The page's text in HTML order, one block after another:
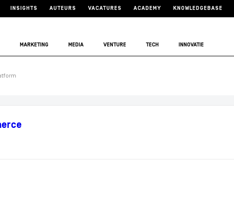
INSIGHTS AUTEURS VACATURES ACADEMY KNOWLEDGEBASE
MARKETING MEDIA VENTURE TECH INNOVATIE